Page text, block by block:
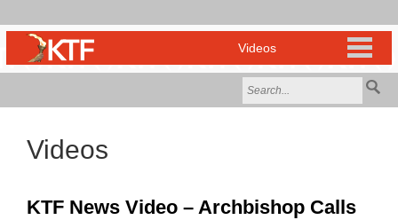
Videos
KTF News Video – Archbishop Calls